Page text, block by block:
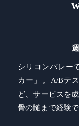
シリコンバレー
カー」。A/Bテ
ど、サービスを
骨の髄まで経験で